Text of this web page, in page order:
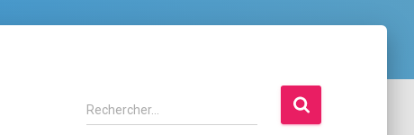
R
e
Rechercher…